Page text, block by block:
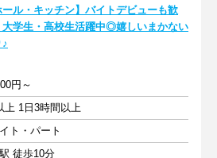
ール・キッチン】バイトデビューも歓
大学生・高校生活躍中◎嬉しいまかない
円～
上 1日3時間以上
ト・パート
徒歩10分